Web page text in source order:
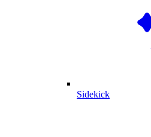
Sidekick